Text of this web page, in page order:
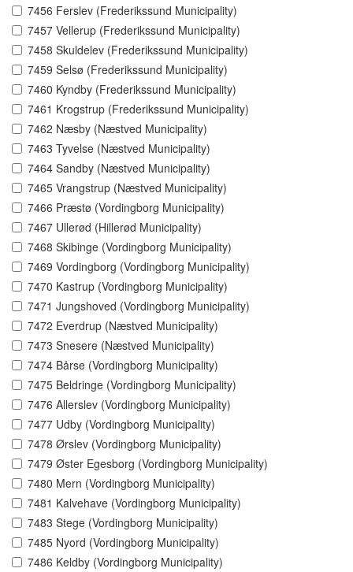
7456 Ferslev (Frederikssund Municipality)
7457 Vellerup (Frederikssund Municipality)
7458 Skuldelev (Frederikssund Municipality)
7459 Selsø (Frederikssund Municipality)
7460 Kyndby (Frederikssund Municipality)
7461 Krogstrup (Frederikssund Municipality)
7462 Næsby (Næstved Municipality)
7463 Tyvelse (Næstved Municipality)
7464 Sandby (Næstved Municipality)
7465 Vrangstrup (Næstved Municipality)
7466 Præstø (Vordingborg Municipality)
7467 Ullerød (Hillerød Municipality)
7468 Skibinge (Vordingborg Municipality)
7469 Vordingborg (Vordingborg Municipality)
7470 Kastrup (Vordingborg Municipality)
7471 Jungshoved (Vordingborg Municipality)
7472 Everdrup (Næstved Municipality)
7473 Snesere (Næstved Municipality)
7474 Bårse (Vordingborg Municipality)
7475 Beldringe (Vordingborg Municipality)
7476 Allerslev (Vordingborg Municipality)
7477 Udby (Vordingborg Municipality)
7478 Ørslev (Vordingborg Municipality)
7479 Øster Egesborg (Vordingborg Municipality)
7480 Mern (Vordingborg Municipality)
7481 Kalvehave (Vordingborg Municipality)
7483 Stege (Vordingborg Municipality)
7485 Nyord (Vordingborg Municipality)
7486 Keldby (Vordingborg Municipality)